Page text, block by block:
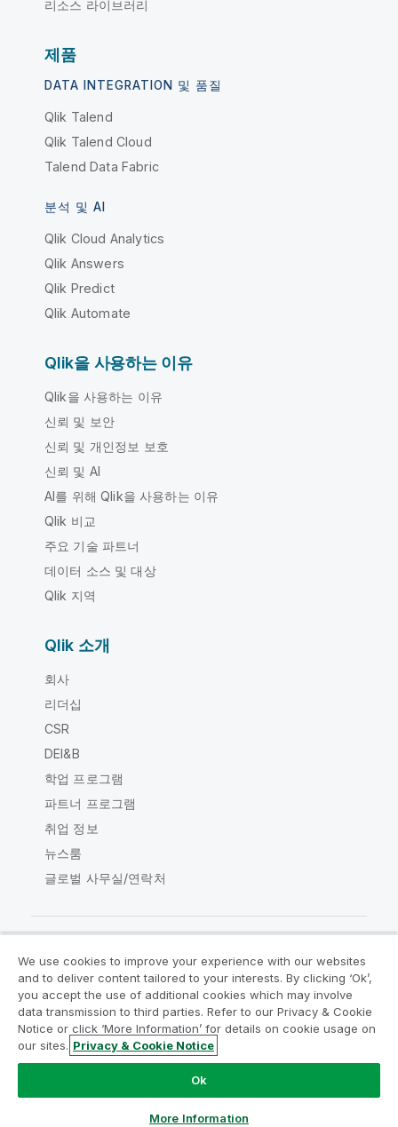
리소스 라이브러리
제품
DATA INTEGRATION 및 품질
Qlik Talend
Qlik Talend Cloud
Talend Data Fabric
분석 및 AI
Qlik Cloud Analytics
Qlik Answers
Qlik Predict
Qlik Automate
Qlik을 사용하는 이유
Qlik을 사용하는 이유
신뢰 및 보안
신뢰 및 개인정보 보호
신뢰 및 AI
AI를 위해 Qlik을 사용하는 이유
Qlik 비교
주요 기술 파트너
데이터 소스 및 대상
Qlik 지역
Qlik 소개
회사
리더십
CSR
DEI&B
학업 프로그램
파트너 프로그램
취업 정보
뉴스룸
글로벌 사무실/연락처
Qlik Community
법적 계약 제품 약관
Legal Policies
Legal Policies
사용 약관
Do Not Share My Info
Copyright © 1993-2026 QlikTech International AB. 무단 전재
We use cookies to improve your experience with our websites
and to deliver content tailored to your interests. By clicking ‘Ok’,
you accept the use of additional cookies which may involve
data transmission to third parties. Refer to our Privacy & Cookie
Notice or click ‘More Information’ for details on cookie usage on
our sites. Privacy & Cookie Notice
Ok
More Information